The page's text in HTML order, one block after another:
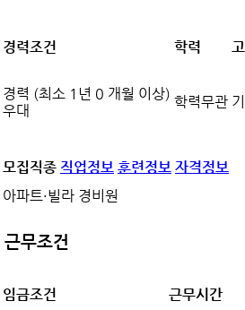
경력조건 학력
경력 (최소 1년 0 개월 이상)
우대
학력무관
모집직종 직업정보 훈련정보 자격정보
아파트·빌라 경비원
근무조건
임금조건 근무시간